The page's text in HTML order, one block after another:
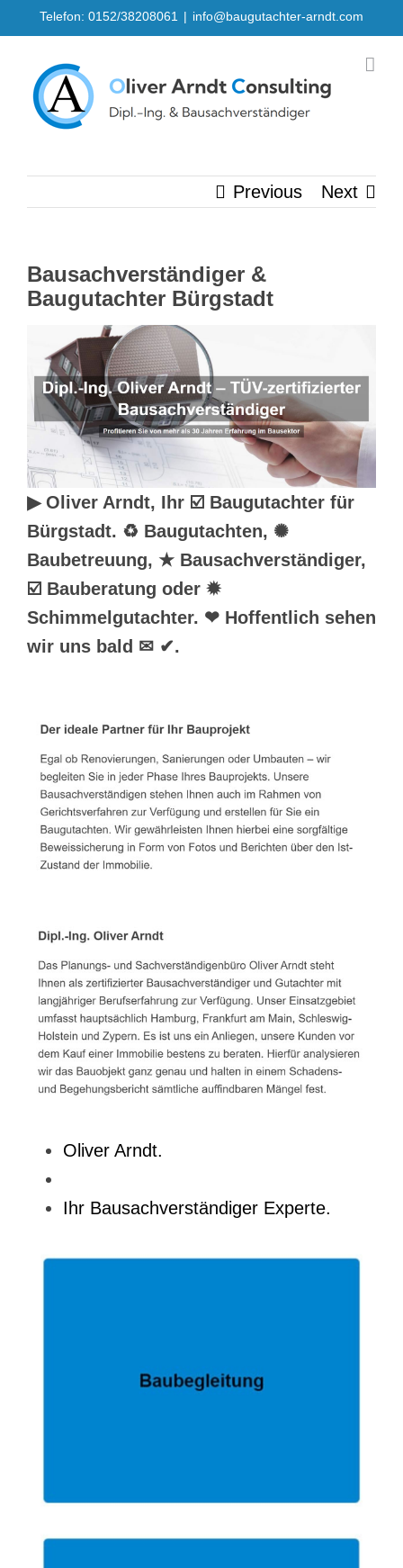
to
content
Telefon: 0152/38208061 | info@baugutachter-arndt.com
Previous Next
Bausachverständiger &
Baugutachter Bürgstadt
▶︎ Oliver Arndt, Ihr ☑️ Baugutachter für
Bürgstadt. ♻ Baugutachten, ✺
Baubetreuung, ★ Bausachverständiger,
☑️ Bauberatung oder ✹
Schimmelgutachter. ❤ Hoffentlich sehen
wir uns bald ✉ ✔.
Oliver Arndt.
Ihr Bausachverständiger Experte.